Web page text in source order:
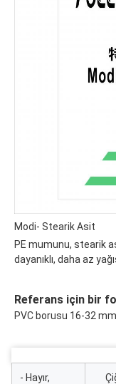
Modi- Stearik Asit
PE mumunu, stearik
dayanıklı, daha az
Referans için bir
PVC borusu 16-32 mm
- Hayır,